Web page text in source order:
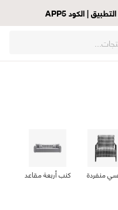
منفردة كنب أربعة مقاعد